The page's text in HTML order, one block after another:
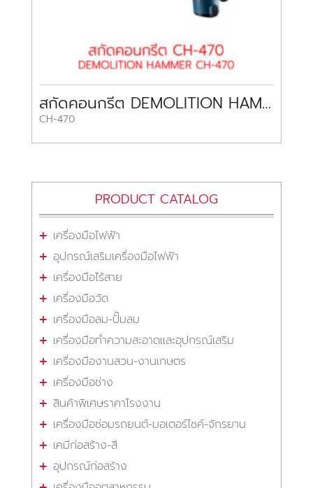
สกัดคอนกรีต DEMOLITION HAMMER CH-470 RYOBI
CH-470
PRODUCT CATALOG
เครื่องมือไฟฟ้า
อุปกรณ์เสริมเครื่องมือไฟฟ้า
เครื่องมือไร้สาย
เครื่องมือวัด
เครื่องมือลม-ปั๊มลม
เครื่องมือทำความสะอาดและอุปกรณ์เสริม
เครื่องมืองานสวน-งานเกษตร
เครื่องมือช่าง
สินค้าพิเศษราคาโรงงาน
เครื่องมือซ่อมรถยนต์-มอเตอร์ไซค์-จักรยาน
เคมีก่อสร้าง-สี
อุปกรณ์ก่อสร้าง